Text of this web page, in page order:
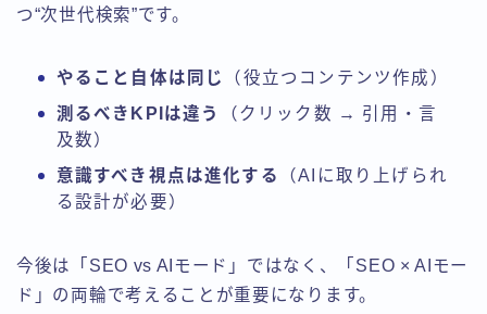
つ“次世代検索”です。
やること自体は同じ
（役立つコンテンツ作成）
測るべきKPIは違う
（クリック数 → 引用・言
及数）
意識すべき視点は進化する
（AIに取り上げられ
る設計が必要）
今後は「SEO vs AIモード」ではなく、「SEO × AIモー
ド」の両輪で考えることが重要になります。